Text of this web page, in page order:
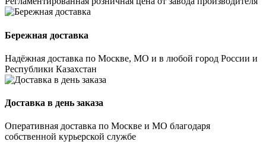
Бережная доставка
Надёжная доставка по Москве, МО и в любой город России и
Республики Казахстан
Доставка в день заказа
Оперативная доставка по Москве и МО благодаря
собственной курьерской службе